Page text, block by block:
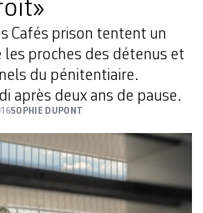
Cafés prison tentent un
proches des détenus et
du pénitentiaire.
après deux ans de pause.
SOPHIE DUPONT